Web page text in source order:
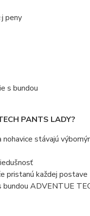
peny
s bundou
PANTS LADY?
stávajú
pristanú každej postave
ADVENTUE